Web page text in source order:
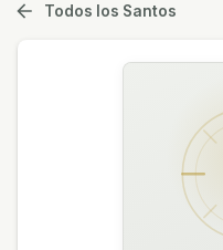
Todos los Santos